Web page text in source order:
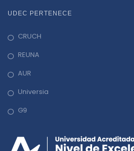
UDEC PERTENECE
CRUCH
REUNA
AUR
Universia
G9